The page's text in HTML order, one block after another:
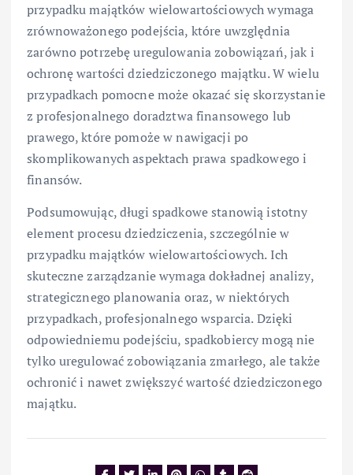
przypadku majątków wielowartościowych wymaga
zrównoważonego podejścia, które uwzględnia
zarówno potrzebę uregulowania zobowiązań, jak i
ochronę wartości dziedziczonego majątku. W wielu
przypadkach pomocne może okazać się skorzystanie
z profesjonalnego doradztwa finansowego lub
prawego, które pomoże w nawigacji po
skomplikowanych aspektach prawa spadkowego i
finansów.
Podsumowując, długi spadkowe stanowią istotny
element procesu dziedziczenia, szczególnie w
przypadku majątków wielowartościowych. Ich
skuteczne zarządzanie wymaga dokładnej analizy,
strategicznego planowania oraz, w niektórych
przypadkach, profesjonalnego wsparcia. Dzięki
odpowiedniemu podejściu, spadkobiercy mogą nie
tylko uregulować zobowiązania zmarłego, ale także
ochronić i nawet zwiększyć wartość dziedziczonego
majątku.